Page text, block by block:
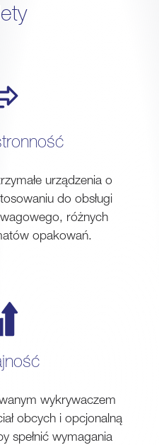
urządzenia o
do obsługi
różnych
opakowań.
wykrywaczem
obcych i opcjonalną
spełnić wymagania